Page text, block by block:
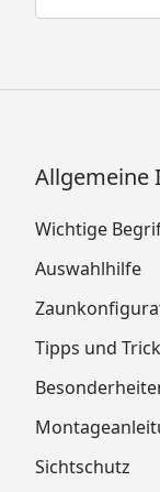
Allgemeine
Wichtige
Auswahlhilfe
Tipps und
Sichtschutz